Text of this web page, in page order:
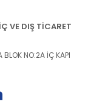
VE DIŞ TİCARET
NO:2A İÇ KAPI